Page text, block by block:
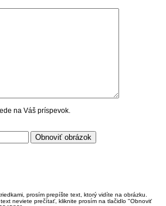
na Váš príspevok.
prosím prepíšte text, ktorý vidíte na obrázku.
neviete prečítať, kliknite prosím na tlačidlo "Obnoviť